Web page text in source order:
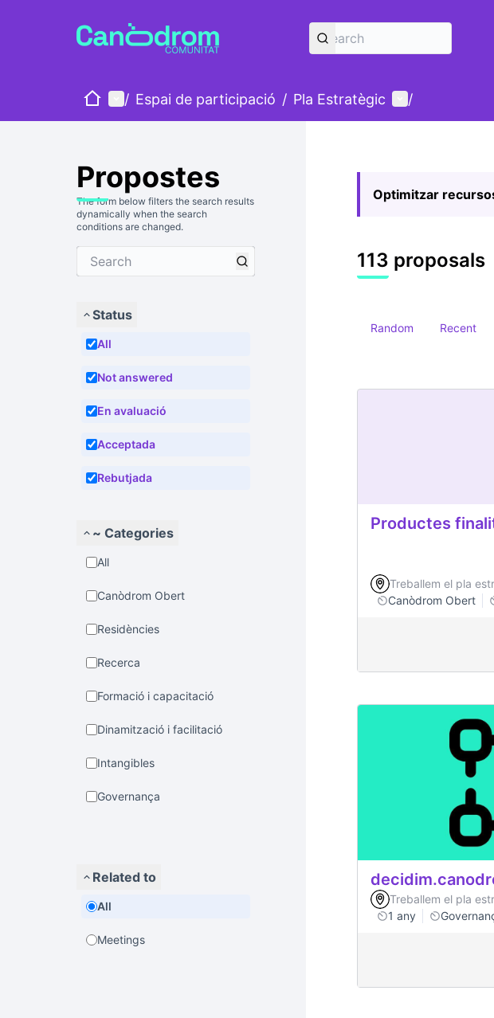
HomeMain menu
/ Espai de participació / Pla Estratègic User menu
/
Propostes
The form below filters the search results
dynamically when the search
conditions are changed.
Status
All
Not answered
En avaluació
Acceptada
Rebutjada
~ Categories
All
Canòdrom Obert
Residències
Recerca
Formació i capacitació
Dinamització i facilitació
Intangibles
Governança
Related to
All
Meetings
Optimitzar
113 proposals
Random Recent
Productes
Treballem el pla
Canòdrom Obert
Treballem el pla
1 any